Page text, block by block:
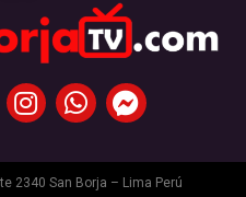
2340 San Borja – Lima Perú